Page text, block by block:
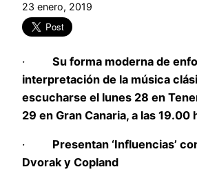
23 enero, 2019
· Su forma moderna de
interpretación de la música
escucharse el lunes 28 en
29 en Gran Canaria, a las 19.00
· Presentan ‘Influencias’
Dvorak y Copland